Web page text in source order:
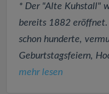
* Der "Alte Kuhstall"
bereits 1882 eröffnet.
schon hunderte,
Geburtstagsfeiern,
mehr lesen